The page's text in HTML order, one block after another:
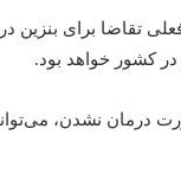
در کشور خواهد بود.
درمان نشدن،